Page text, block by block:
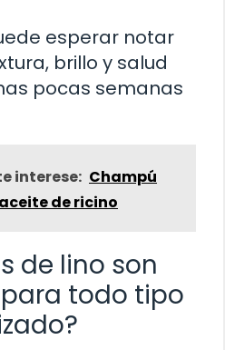
esperar notar
brillo y salud
pocas semanas
interese: Champú
de ricino
de lino son
todo tipo